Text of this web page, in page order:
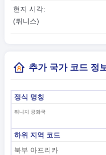
현지 시각:
(튀니스)
추가 국가 코드 정
정식 명칭
튀니지 공화국
하위 지역 코드
북부 아프리카